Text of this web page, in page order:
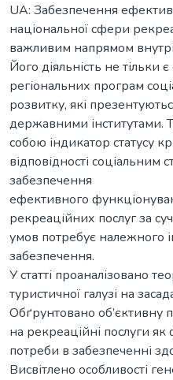
UA: Забезпечення
національної сфери
важливим напрямом
Його діяльність не тільки
регіональних програм
розвитку, які
державними інститутами.
собою індикатор статусу
відповідності
забезпечення
ефективного
рекреаційних послуг за
умов потребує належного
забезпечення.
У статті проаналізовано
туристичної галузі на
Обґрунтовано об’єктивну
на рекреаційні послуги
потреби в забезпеченні
Висвітлено особливості